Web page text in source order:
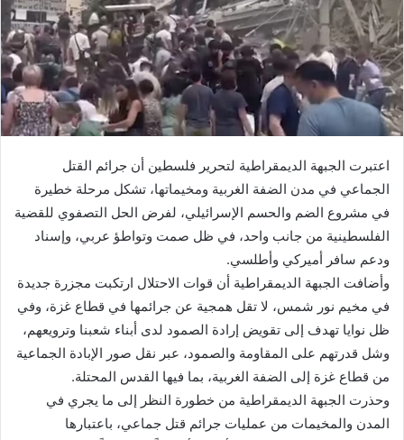
اعتبرت الجبهة الديمقراطية لتحرير فلسطين أن جرائم القتل
الجماعي في مدن الضفة الغربية ومخيماتها، تشكل مرحلة خطيرة
في مشروع الضم والحسم الإسرائيلي، لفرض الحل التصفوي للقضية
الفلسطينية من جانب واحد، في ظل صمت وتواطؤ عربي، وإسناد
ودعم سافر أميركي وأطلسي.
وأضافت الجبهة الديمقراطية أن قوات الاحتلال ارتكبت مجزرة جديدة
في مخيم نور شمس، لا تقل همجية عن جرائمها في قطاع غزة، وفي
ظل نوايا تهدف إلى تقويض إرادة الصمود لدى أبناء شعبنا وترويعهم،
وشل قدرتهم على المقاومة والصمود، عبر نقل صور الإبادة الجماعية
من قطاع غزة إلى الضفة الغربية، بما فيها القدس المحتلة.
وحذرت الجبهة الديمقراطية من خطورة النظر إلى ما يجري في
المدن والمخيمات من عمليات جرائم قتل جماعي، باعتبارها